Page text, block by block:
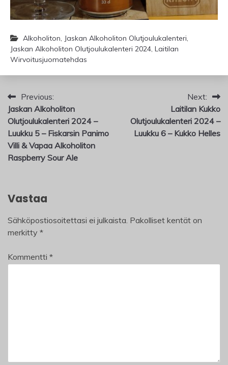
Alkoholiton, Jaskan Alkoholiton Olutjoulukalenteri,
Jaskan Alkoholiton Olutjoulukalenteri 2024, Laitilan
Wirvoitusjuomatehdas
Artikkelien
selaus
Previous:
Jaskan Alkoholiton
Olutjoulukalenteri 2024 –
Luukku 5 – Fiskarsin Panimo
Villi & Vapaa Alkoholiton
Raspberry Sour Ale
Next:
Laitilan Kukko
Olutjoulukalenteri 2024 –
Luukku 6 – Kukko Helles
Vastaa
Sähköpostiosoitettasi ei julkaista. Pakolliset kentät on
merkitty *
Kommentti *